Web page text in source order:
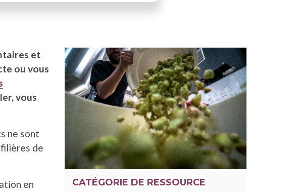
et
ou vous
vous
ne sont
de
en
CATÉGORIE DE RESSOURCE